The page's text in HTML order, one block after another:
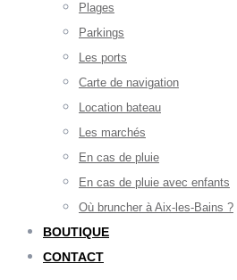
Plages
Parkings
Les ports
Carte de navigation
Location bateau
Les marchés
En cas de pluie
En cas de pluie avec enfants
Où bruncher à Aix-les-Bains ?
BOUTIQUE
CONTACT